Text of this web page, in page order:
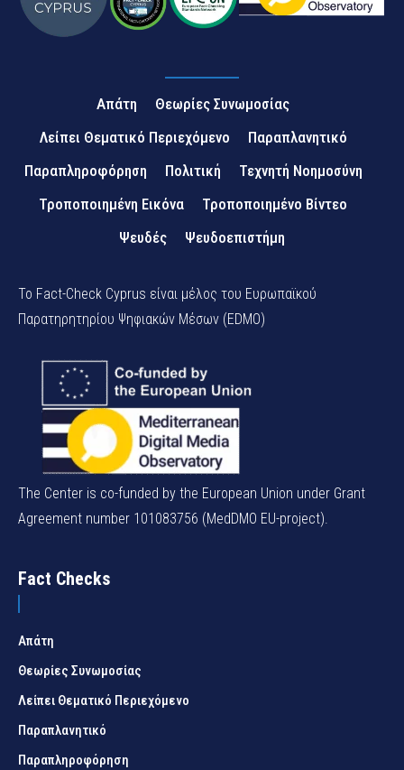
Απάτη
Θεωρίες Συνωμοσίας
Λείπει Θεματικό Περιεχόμενο
Παραπλανητικό
Παραπληροφόρηση
Πολιτική
Τεχνητή Νοημοσύνη
Τροποποιημένη Εικόνα
Τροποποιημένο Βίντεο
Ψευδές
Ψευδοεπιστήμη
Το Fact-Check Cyprus είναι μέλος του Ευρωπαϊκού
Παρατηρητηρίου Ψηφιακών Μέσων (EDMO)
The Center is co-funded by the European Union under Grant
Agreement number 101083756 (MedDMO EU-project).
Fact Checks
Απάτη
Θεωρίες Συνωμοσίας
Λείπει Θεματικό Περιεχόμενο
Παραπλανητικό
Παραπληροφόρηση